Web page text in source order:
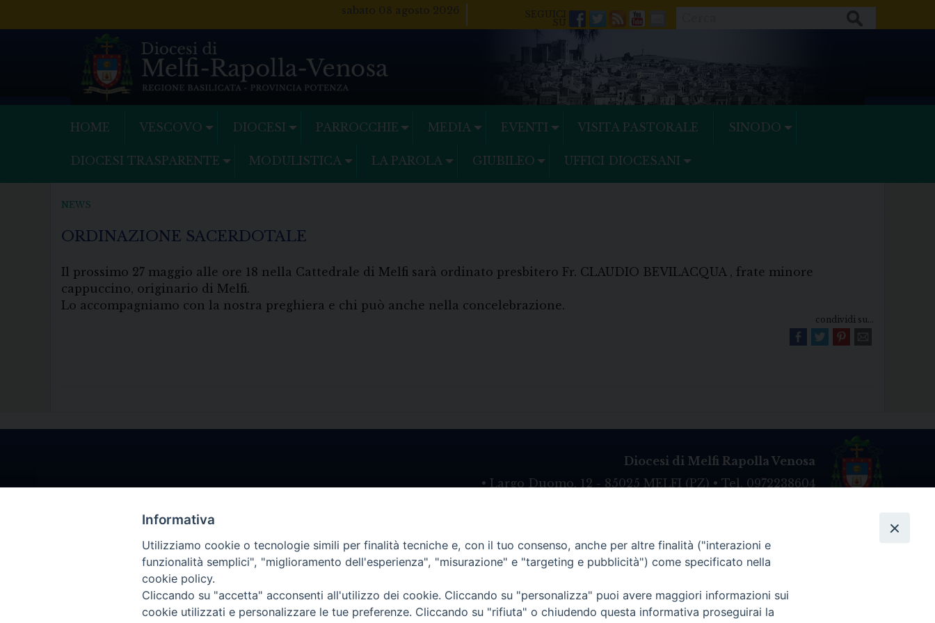
sabato 08 agosto 2026
Facebook
Twitter
FeedsYoutube
Mail
HOME VESCOVO DIOCESI PARROCCHIE MEDIA EVENTI VISITA PASTORALE SINODO
DIOCESI TRASPARENTE MODULISTICA LA PAROLA GIUBILEO UFFICI DIOCESANI
NEWS
ORDINAZIONE SACERDOTALE
Il prossimo 27 maggio alle ore 18 nella Cattedrale di Melfi sarà ordinato presbitero Fr. CLAUDIO BEVILACQUA , frate minore
cappuccino, originario di Melfi.
Lo accompagniamo con la nostra preghiera e chi può anche nella concelebrazione.
condividi su...
Diocesi di Melfi Rapolla Venosa
• Largo Duomo, 12 - 85025 MELFI (PZ) • Tel. 0972238604
Informativa
Utilizziamo cookie o tecnologie simili per finalità tecniche e, con il tuo consenso, anche per altre finalità ("interazioni e
funzionalità semplici", "miglioramento dell'esperienza", "misurazione" e "targeting e pubblicità") come specificato nella
cookie policy.
Cliccando su "accetta" acconsenti all'utilizzo dei cookie. Cliccando su "personalizza" puoi avere maggiori informazioni sui
cookie utilizzati e personalizzare le tue preferenze. Cliccando su "rifiuta" o chiudendo questa informativa proseguirai la